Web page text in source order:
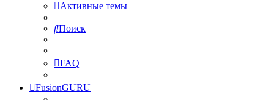
Активные темы
Поиск
FAQ
FusionGURU